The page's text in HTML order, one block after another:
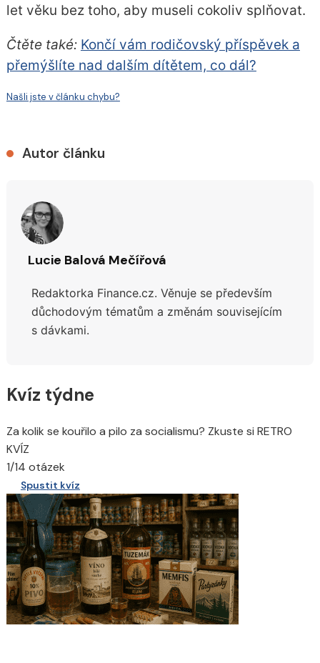
let věku bez toho, aby museli cokoliv splňovat.
Čtěte také: Končí vám rodičovský příspěvek a
přemýšlíte nad dalším dítětem, co dál?
Našli jste v článku chybu?
Autor článku
Lucie Balová Mečířová
Redaktorka Finance.cz. Věnuje se především
důchodovým tématům a změnám souvisejícím
s dávkami.
Kvíz týdne
Za kolik se kouřilo a pilo za socialismu? Zkuste si RETRO
KVÍZ
1/14 otázek
Spustit kvíz